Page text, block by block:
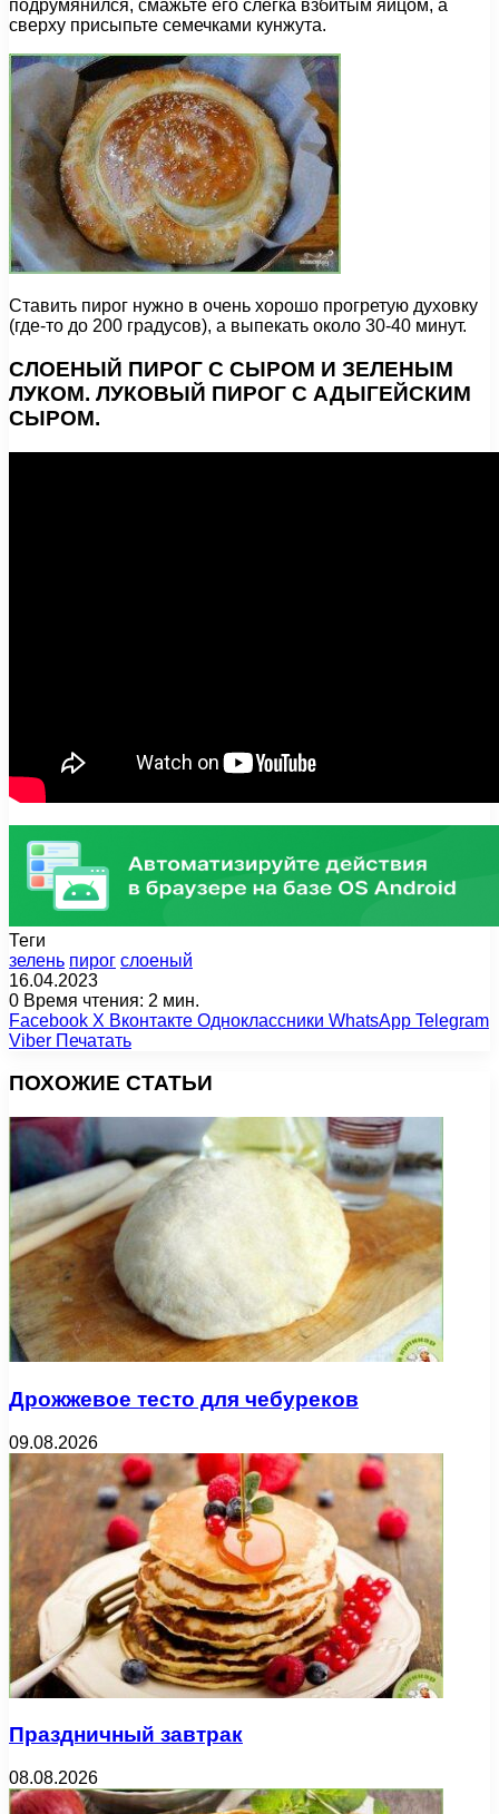
подрумянился, смажьте его слегка взбитым яйцом, а
сверху присыпьте семечками кунжута.
Ставить пирог нужно в очень хорошо прогретую духовку
(где-то до 200 градусов), а выпекать около 30-40 минут.
СЛОЕНЫЙ ПИРОГ С СЫРОМ И ЗЕЛЕНЫМ
ЛУКОМ. ЛУКОВЫЙ ПИРОГ С АДЫГЕЙСКИМ
СЫРОМ.
Теги
зелень пирог слоеный
16.04.2023
0 Время чтения: 2 мин.
Facebook X Вконтакте Одноклассники WhatsApp Telegram
Viber Печатать
ПОХОЖИЕ СТАТЬИ
Дрожжевое тесто для чебуреков
09.08.2026
Праздничный завтрак
08.08.2026